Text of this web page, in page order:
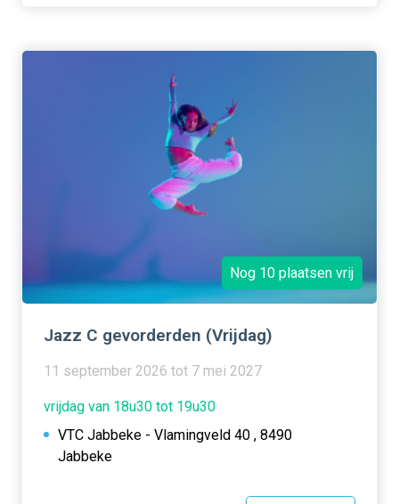
Nog 10 plaatsen vrij
Jazz C gevorderden (Vrijdag)
11 september 2026 tot 7 mei 2027
vrijdag van 18u30 tot 19u30
VTC Jabbeke - Vlamingveld 40 , 8490
Jabbeke